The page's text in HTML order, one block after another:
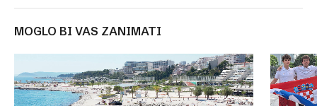
MOGLO BI VAS ZANIMATI